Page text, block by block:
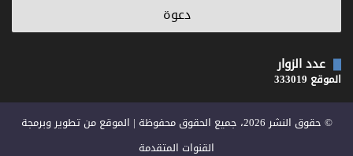
عدد الزوار
الموقع 333019
© حقوق النشر 2026، جميع الحقوق محفوظة | الموقع من تطوير وبرمجة
القنوات المتقدمة